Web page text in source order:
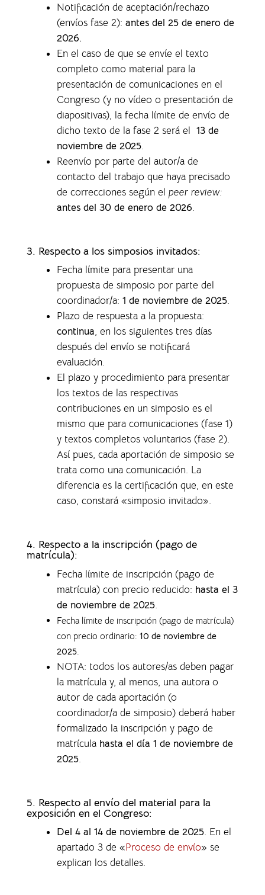
Notificación de aceptación/rechazo
(envíos fase 2): antes del 25 de enero de
2026.
En el caso de que se envíe el texto
completo como material para la
presentación de comunicaciones en el
Congreso (y no vídeo o presentación de
diapositivas), la fecha límite de envío de
dicho texto de la fase 2 será el 13 de
noviembre de 2025.
Reenvío por parte del autor/a de
contacto del trabajo que haya precisado
de correcciones según el peer review:
antes del 30 de enero de 2026.
3. Respecto a los simposios invitados:
Fecha límite para presentar una
propuesta de simposio por parte del
coordinador/a: 1 de noviembre de 2025.
Plazo de respuesta a la propuesta:
continua, en los siguientes tres días
después del envío se notificará
evaluación.
El plazo y procedimiento para presentar
los textos de las respectivas
contribuciones en un simposio es el
mismo que para comunicaciones (fase 1)
y textos completos voluntarios (fase 2).
Así pues, cada aportación de simposio se
trata como una comunicación. La
diferencia es la certificación que, en este
caso, constará «simposio invitado».
4. Respecto a la inscripción (pago de
matrícula):
Fecha límite de inscripción (pago de
matrícula) con precio reducido: hasta el 3
de noviembre de 2025.
Fecha límite de inscripción (pago de matrícula)
con precio ordinario: 10 de noviembre de
2025.
NOTA: todos los autores/as deben pagar
la matrícula y, al menos, una autora o
autor de cada aportación (o
coordinador/a de simposio) deberá haber
formalizado la inscripción y pago de
matrícula hasta el día 1 de noviembre de
2025.
5. Respecto al envío del material para la
exposición en el Congreso:
Del 4 al 14 de noviembre de 2025. En el
apartado 3 de «Proceso de envío» se
explican los detalles.